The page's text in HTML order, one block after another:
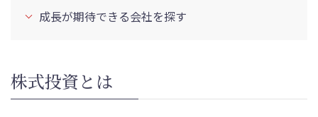
成長が期待できる会社を探す
株式投資とは